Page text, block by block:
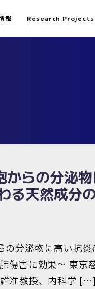
報 Research Projects
らの分泌
る天然成分
分泌物に高い抗
傷害に効果～ 東京
准教授、内科学 […]